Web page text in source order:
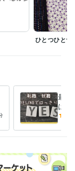
ひとつひとつ
最短
はっ
就職